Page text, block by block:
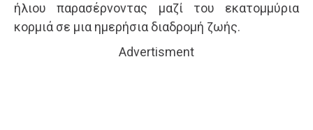
ήλιου παρασέρνοντας μαζί του εκατομμύρια
κορμιά σε μια ημερήσια διαδρομή ζωής.
Advertisment